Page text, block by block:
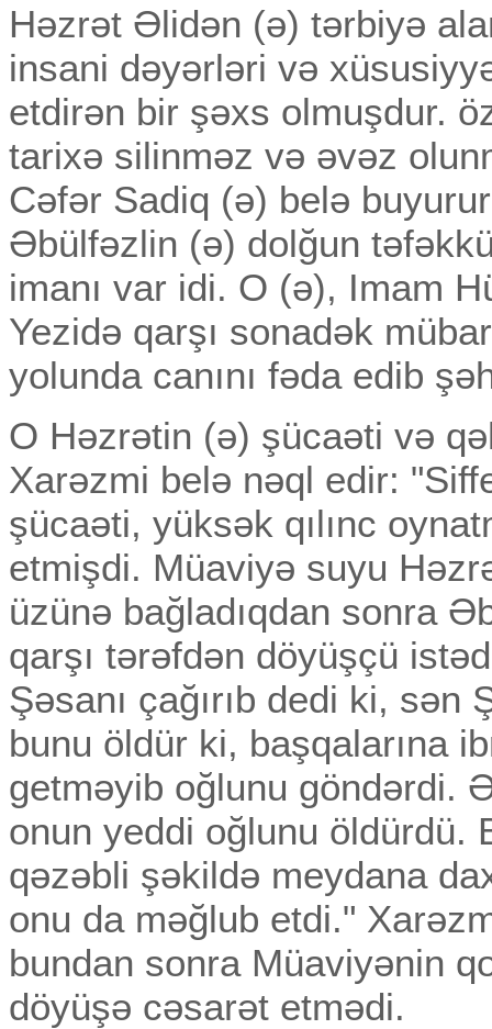
Həzrət Əlidən (ə) tərbiyə
insani dəyərləri və
etdirən bir şəxs olmuşdur.
tarixə silinməz və əvəz
Cəfər Sadiq (ə) belə
Əbülfəzlin (ə) dolğun
imanı var idi. O (ə), Imam
Yezidə qarşı sonadək
yolunda canını fəda edib
O Həzrətin (ə) şücaəti və
Xarəzmi belə nəql edir:
şücaəti, yüksək qılınc
etmişdi. Müaviyə suyu
üzünə bağladıqdan sonra
qarşı tərəfdən döyüşçü
Şəsanı çağırıb dedi ki, sən
bunu öldür ki, başqalarına
getməyib oğlunu göndərdi.
onun yeddi oğlunu öldürdü.
qəzəbli şəkildə meydana
onu da məğlub etdi."
bundan sonra Müaviyənin
döyüşə cəsarət etmədi.